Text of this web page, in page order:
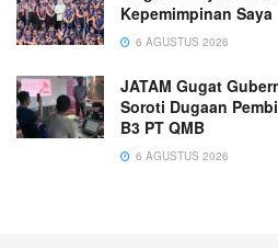
Kepemimpinan Saya
6 AGUSTUS 2026
JATAM Gugat
Soroti Dugaan
B3 PT QMB
6 AGUSTUS 2026